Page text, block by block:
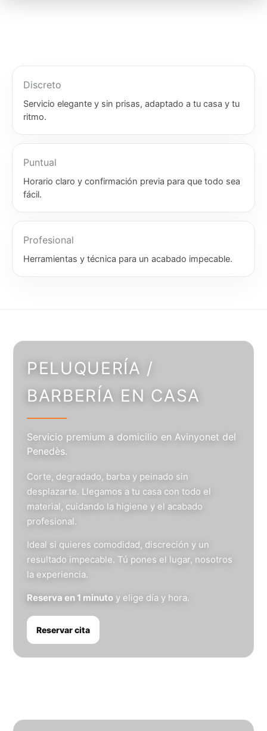
Discreto
Servicio elegante y sin prisas, adaptado a tu casa y tu
ritmo.
Puntual
Horario claro y confirmación previa para que todo sea
fácil.
Profesional
Herramientas y técnica para un acabado impecable.
PELUQUERÍA /
BARBERÍA EN CASA
Servicio premium a domicilio en Avinyonet del
Penedès.
Corte, degradado, barba y peinado sin
desplazarte. Llegamos a tu casa con todo el
material, cuidando la higiene y el acabado
profesional.
Ideal si quieres comodidad, discreción y un
resultado impecable. Tú pones el lugar, nosotros
la experiencia.
Reserva en 1 minuto y elige día y hora.
Reservar cita